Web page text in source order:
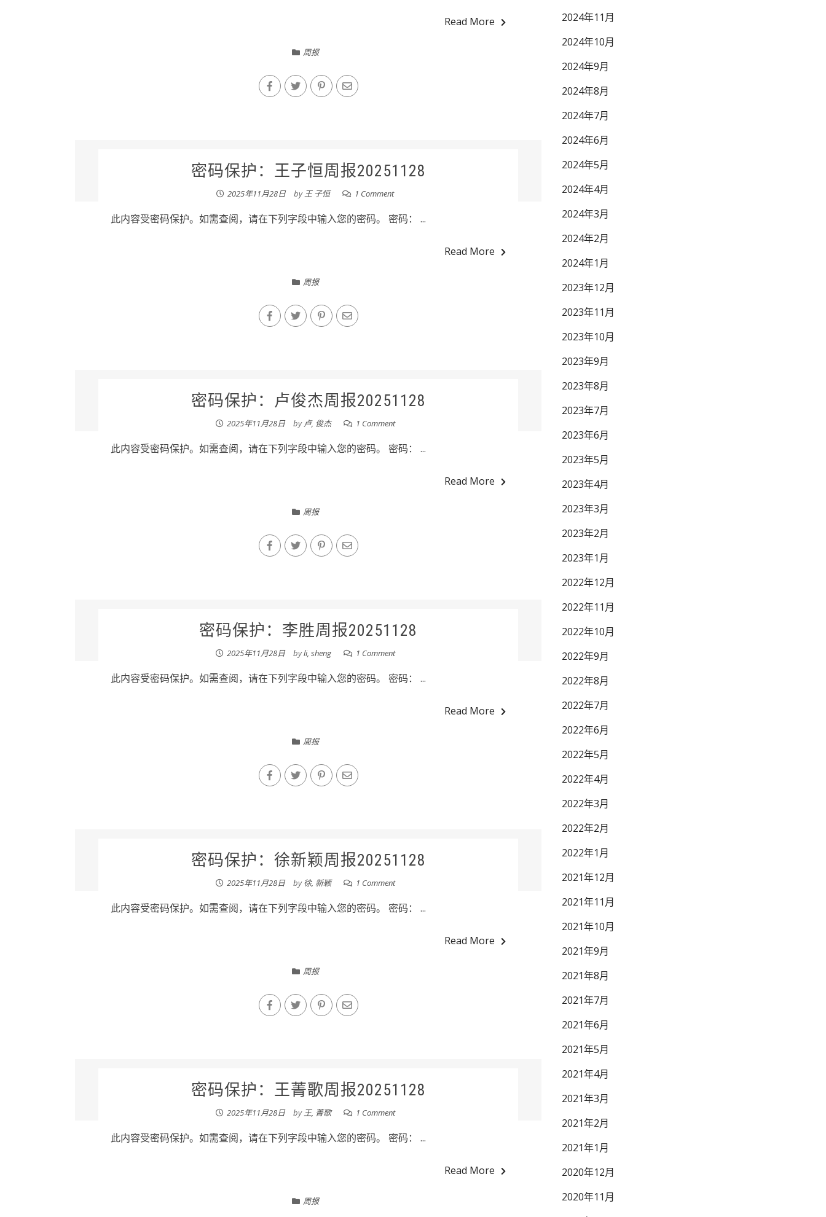
Read More
周报
密码保护：王子恒周报20251128
2025年11月28日 by王 子恒 1 Comment
此内容受密码保护。如需查阅，请在下列字段中输入您的密码。 密码： ...
Read More
周报
密码保护：卢俊杰周报20251128
2025年11月28日 by卢, 俊杰 1 Comment
此内容受密码保护。如需查阅，请在下列字段中输入您的密码。 密码： ...
Read More
周报
密码保护：李胜周报20251128
2025年11月28日 byli, sheng 1 Comment
此内容受密码保护。如需查阅，请在下列字段中输入您的密码。 密码： ...
Read More
周报
密码保护：徐新颖周报20251128
2025年11月28日 by徐, 新颖 1 Comment
此内容受密码保护。如需查阅，请在下列字段中输入您的密码。 密码： ...
Read More
周报
密码保护：王菁歌周报20251128
2025年11月28日 by王, 菁歌 1 Comment
此内容受密码保护。如需查阅，请在下列字段中输入您的密码。 密码： ...
Read More
周报
2024年11月
2024年10月
2024年9月
2024年8月
2024年7月
2024年6月
2024年5月
2024年4月
2024年3月
2024年2月
2024年1月
2023年12月
2023年11月
2023年10月
2023年9月
2023年8月
2023年7月
2023年6月
2023年5月
2023年4月
2023年3月
2023年2月
2023年1月
2022年12月
2022年11月
2022年10月
2022年9月
2022年8月
2022年7月
2022年6月
2022年5月
2022年4月
2022年3月
2022年2月
2022年1月
2021年12月
2021年11月
2021年10月
2021年9月
2021年8月
2021年7月
2021年6月
2021年5月
2021年4月
2021年3月
2021年2月
2021年1月
2020年12月
2020年11月